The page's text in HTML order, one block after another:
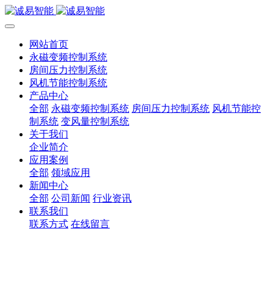
网站首页
永磁变频控制系统
房间压力控制系统
风机节能控制系统
产品中心
全部 永磁变频控制系统 房间压力控制系统 风机节能控
制系统 变风量控制系统
关于我们
企业简介
应用案例
全部 领域应用
新闻中心
全部 公司新闻 行业资讯
联系我们
联系方式 在线留言